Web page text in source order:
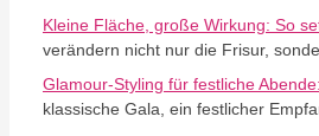
Kleine Fläche, große Wirkung: So
verändern nicht nur die Frisur,
Glamour-Styling für festliche
klassische Gala, ein festlicher